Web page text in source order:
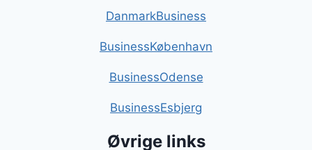
DanmarkBusiness
BusinessKøbenhavn
BusinessOdense
BusinessEsbjerg
Øvrige links